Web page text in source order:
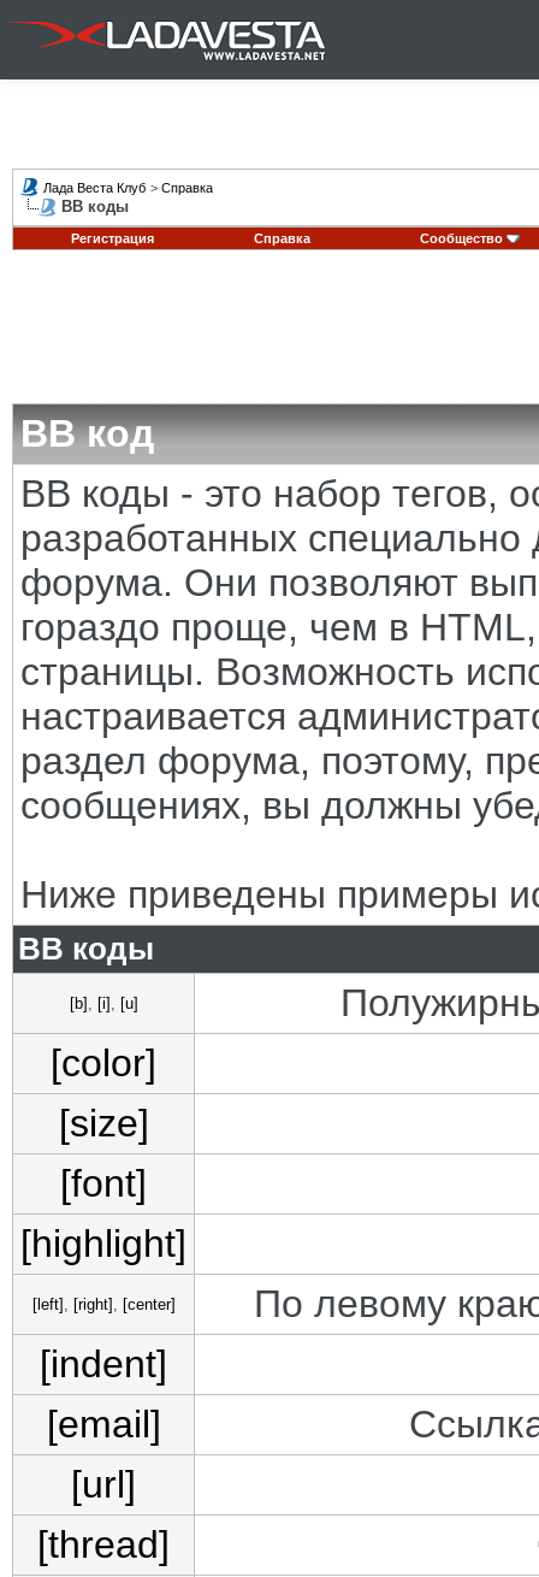
Лада Веста Клуб > Справка
BB коды
Регистрация Справка Сообщество
BB код
BB коды - это набор тегов,
разработанных
форума. Они позволяют
гораздо проще, чем в
страницы. Возможность
настраивается
раздел форума, поэтому,
сообщениях, вы должны
Ниже приведены примеры
BB коды
[b] , [i] , [u]
[color]
[size]
[font]
[highlight]
[left] , [right] , [center]
По левому
[indent]
[email]
[url]
[thread]